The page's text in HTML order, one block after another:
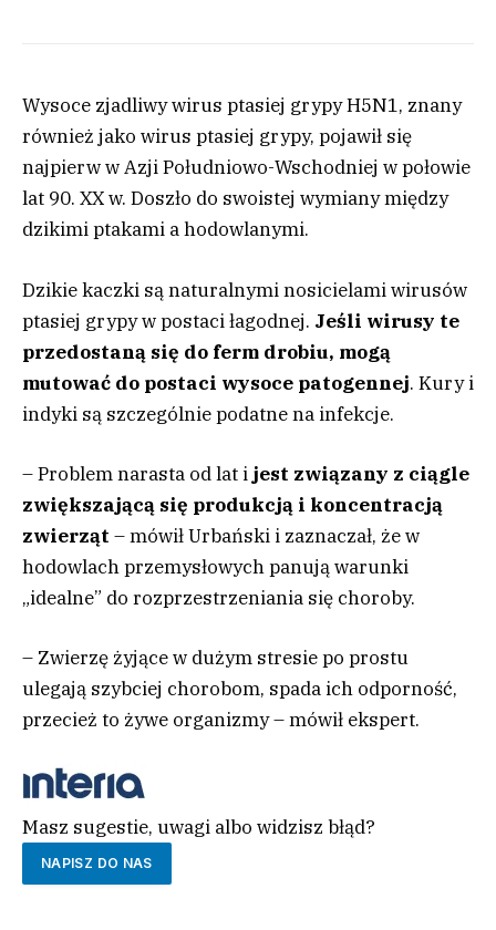
Wysoce zjadliwy wirus ptasiej grypy H5N1, znany
również jako wirus ptasiej grypy, pojawił się
najpierw w Azji Południowo-Wschodniej w połowie
lat 90. XX w. Doszło do swoistej wymiany między
dzikimi ptakami a hodowlanymi.
Dzikie kaczki są naturalnymi nosicielami wirusów
ptasiej grypy w postaci łagodnej. Jeśli wirusy te
przedostaną się do ferm drobiu, mogą
mutować do postaci wysoce patogennej. Kury i
indyki są szczególnie podatne na infekcje.
– Problem narasta od lat i jest związany z ciągle
zwiększającą się produkcją i koncentracją
zwierząt – mówił Urbański i zaznaczał, że w
hodowlach przemysłowych panują warunki
„idealne” do rozprzestrzeniania się choroby.
– Zwierzę żyjące w dużym stresie po prostu
ulegają szybciej chorobom, spada ich odporność,
przecież to żywe organizmy – mówił ekspert.
Masz sugestie, uwagi albo widzisz błąd?
NAPISZ DO NAS